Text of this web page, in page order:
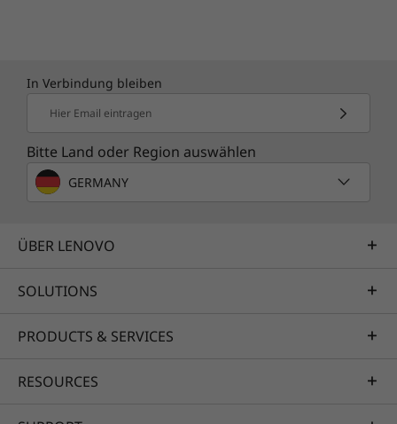
In Verbindung bleiben
Hier Email eintragen
Bitte Land oder Region auswählen
GERMANY
ÜBER LENOVO
SOLUTIONS
PRODUCTS & SERVICES
RESOURCES